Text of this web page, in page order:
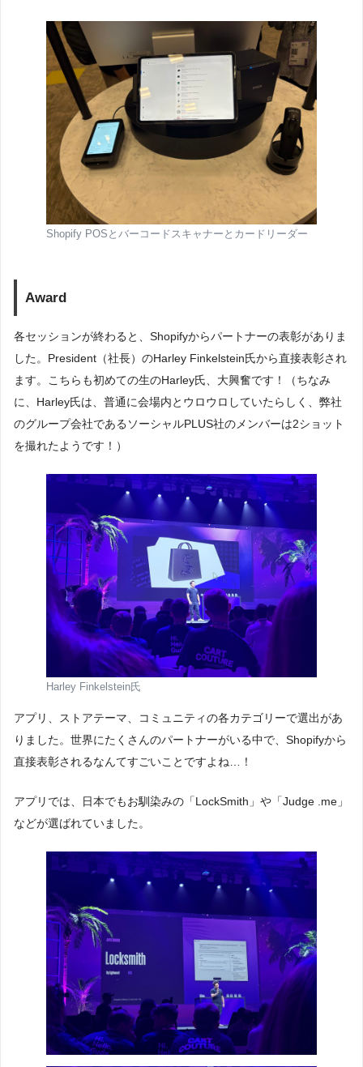
Shopify POSとバーコードスキャナーとカードリーダー
Award
各セッションが終わると、Shopifyからパートナーの表彰がありま
した。President（社長）のHarley Finkelstein氏から直接表彰され
ます。こちらも初めての生のHarley氏、大興奮です！（ちなみ
に、Harley氏は、普通に会場内とウロウロしていたらしく、弊社
のグループ会社であるソーシャルPLUS社のメンバーは2ショット
を撮れたようです！）
Harley Finkelstein氏
アプリ、ストアテーマ、コミュニティの各カテゴリーで選出があ
りました。世界にたくさんのパートナーがいる中で、Shopifyから
直接表彰されるなんてすごいことですよね…！
アプリでは、日本でもお馴染みの「LockSmith」や「Judge .me」
などが選ばれていました。